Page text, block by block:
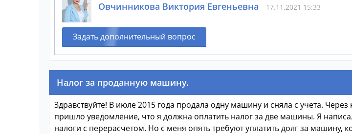
Овчинникова Виктория Евгеньевна 17.11.2021 15:33
Задать дополнительный вопрос
Налог за проданную машину.
Здравствуйте! В июле 2015 года продала одну машину и сняла с учета.
пришло уведомление, что я должна оплатить налог за две машины. Я
налоги с перерасчетом. Но с меня опять требуют уплатить долг за машину,